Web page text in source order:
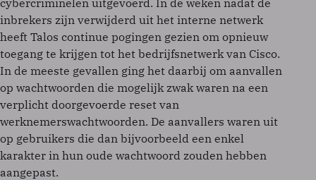
cybercriminelen uitgevoerd. In de weken nadat de
inbrekers zijn verwijderd uit het interne netwerk
heeft Talos continue pogingen gezien om opnieuw
toegang te krijgen tot het bedrijfsnetwerk van Cisco.
In de meeste gevallen ging het daarbij om aanvallen
op wachtwoorden die mogelijk zwak waren na een
verplicht doorgevoerde reset van
werknemerswachtwoorden. De aanvallers waren uit
op gebruikers die dan bijvoorbeeld een enkel
karakter in hun oude wachtwoord zouden hebben
aangepast.